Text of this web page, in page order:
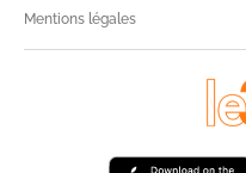
Mentions légales